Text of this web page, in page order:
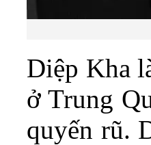
Diệp Kha
ở Trung
quyến rũ.